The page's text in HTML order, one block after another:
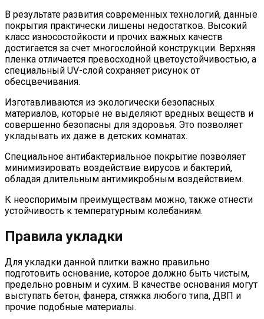
В результате развития современных технологий, данные
покрытия практически лишены недостатков. Высокий
класс износостойкости и прочих важных качеств
достигается за счет многослойной конструкции. Верхняя
пленка отличается превосходной цветоустойчивостью, а
специальный UV-слой сохраняет рисунок от
обесцвечивания.
Изготавливаются из экологически безопасных
материалов, которые не выделяют вредных веществ и
совершенно безопасны для здоровья. Это позволяет
укладывать их даже в детских комнатах.
Специальное антибактериальное покрытие позволяет
минимизировать воздействие вирусов и бактерий,
обладая длительным антимикробным воздействием.
К неоспоримым преимуществам можно, также отнести
устойчивость к температурным колебаниям.
Правила укладки
Для укладки данной плитки важно правильно
подготовить основание, которое должно быть чистым,
предельно ровным и сухим. В качестве основания могут
выступать бетон, фанера, стяжка любого типа, ДВП и
прочие подобные материалы.